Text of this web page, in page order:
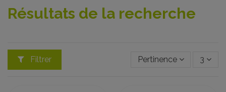
Résultats de la recherche
Filtrer Pertinence 3